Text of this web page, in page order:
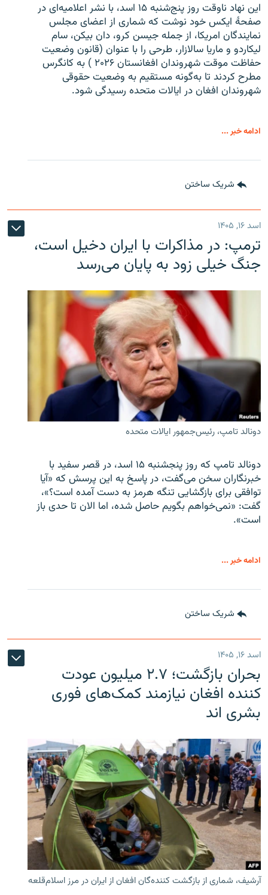
این نهاد ناوقت روز پنج‌شنبه ۱۵ اسد، با نشر اعلامیه‌ای در
صفحۀ ایکس خود نوشت که شماری از اعضای مجلس
نمایندگان امریکا، از جمله جیسن کرو، دان بیکن، سام
لیکاردو و ماریا سالازار، طرحی را با عنوان (قانون وضعیت
حفاظت موقت شهروندان افغانستان ۲۰۲۶ ) به کانگرس
مطرح کردند تا به‌گونه مستقیم به وضعیت حقوقی
شهروندان افغان در ایالات متحده رسیدگی شود.
ادامه خبر ...
شریک ساختن
اسد ۱۶, ۱۴۰۵
ترمپ: در مذاکرات با ایران دخیل است،
جنگ خیلی زود به پایان می‌رسد
دونالد تامپ، رئیس‌جمهور ایالات متحده
دونالد تامپ که روز پنجشنبه ۱۵ اسد، در قصر سفید با
خبرنگاران سخن می‌گفت، در پاسخ به این پرسش که «آیا
توافقی برای بازگشایی تنگه هرمز به دست آمده است؟»،
گفت: «نمی‌خواهم بگویم حاصل شده، اما الان تا حدی باز
است».
ادامه خبر ...
شریک ساختن
اسد ۱۶, ۱۴۰۵
بحران بازگشت؛ ۲.۷ میلیون عودت
کننده افغان نیازمند کمک‌های فوری
بشری اند
آرشیف، شماری از بازگشت کننده‌گان افغان از ایران در مرز اسلام‌قلعه